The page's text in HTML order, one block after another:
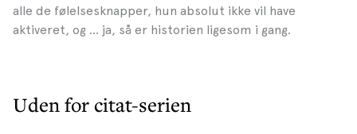
alle de følelsesknapper, hun absolut ikke vil have
aktiveret, og … ja, så er historien ligesom i gang.
Uden for citat-serien